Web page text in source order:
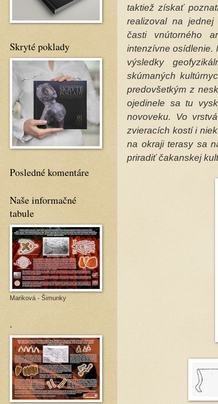
taktiež získať
realizoval na
časti vnútorného
intenzívne osídlenie.
výsledky
skúmaných
predovšetkým z
ojedinele sa tu
novoveku. Vo
zvieracích kostí i
na okraji terasy sa
priradiť čakanskej
Skryté poklady
Posledné komentáre
Naše informačné
tabule
Mariková - Šimunky
.